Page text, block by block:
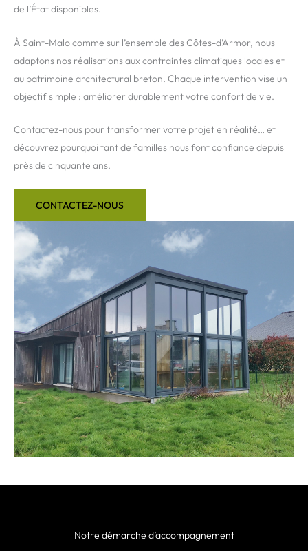
de l’État disponibles.
À Saint-Malo comme sur l’ensemble des Côtes-d’Armor, nous
adaptons nos réalisations aux contraintes climatiques locales et
au patrimoine architectural breton. Chaque intervention vise un
objectif simple : améliorer durablement votre confort de vie.
Contactez-nous pour transformer votre projet en réalité… et
découvrez pourquoi tant de familles nous font confiance depuis
près de cinquante ans.
CONTACTEZ-NOUS
Notre démarche d’accompagnement